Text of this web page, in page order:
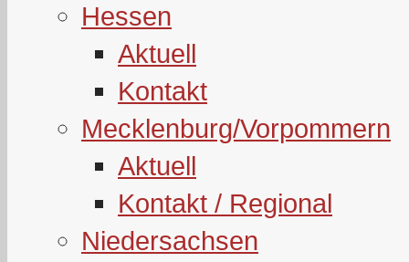
Hessen
Aktuell
Kontakt
Mecklenburg/Vorpommern
Aktuell
Kontakt / Regional
Niedersachsen